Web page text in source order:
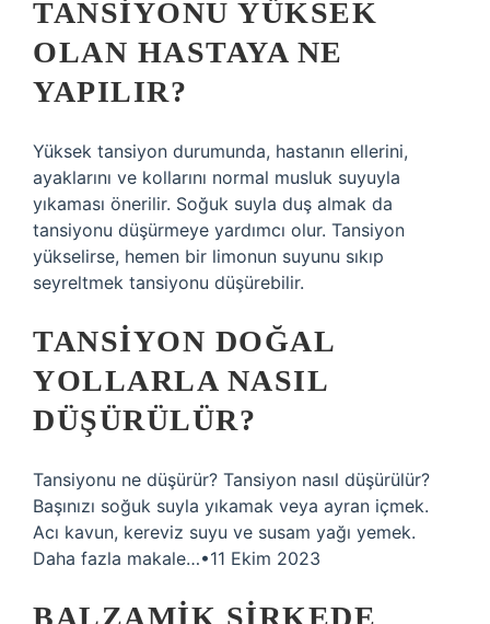
TANSIYONU YÜKSEK
OLAN HASTAYA NE
YAPILIR?
Yüksek tansiyon durumunda, hastanın ellerini,
ayaklarını ve kollarını normal musluk suyuyla
yıkaması önerilir. Soğuk suyla duş almak da
tansiyonu düşürmeye yardımcı olur. Tansiyon
yükselirse, hemen bir limonun suyunu sıkıp
seyreltmek tansiyonu düşürebilir.
TANSIYON DOĞAL
YOLLARLA NASIL
DÜŞÜRÜLÜR?
Tansiyonu ne düşürür? Tansiyon nasıl düşürülür?
Başınızı soğuk suyla yıkamak veya ayran içmek.
Acı kavun, kereviz suyu ve susam yağı yemek.
Daha fazla makale…•11 Ekim 2023
BALZAMIK SIRKEDE